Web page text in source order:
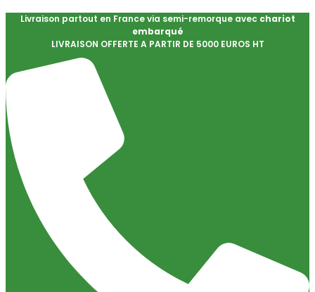
Livraison partout en France via semi-remorque avec chariot
embarqué
LIVRAISON OFFERTE A PARTIR DE 5000 EUROS HT